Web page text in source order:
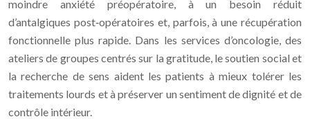
moindre anxiété préopératoire, à un besoin réduit
d’antalgiques post‑opératoires et, parfois, à une récupération
fonctionnelle plus rapide. Dans les services d’oncologie, des
ateliers de groupes centrés sur la gratitude, le soutien social et
la recherche de sens aident les patients à mieux tolérer les
traitements lourds et à préserver un sentiment de dignité et de
contrôle intérieur.